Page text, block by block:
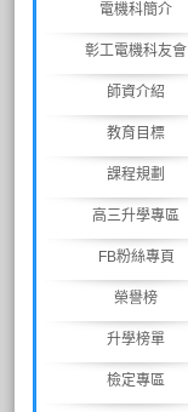
電機科簡介
彰工電機科友會
師資介紹
教育目標
課程規劃
高三升學專區
FB粉絲專頁
榮譽榜
升學榜單
檢定專區